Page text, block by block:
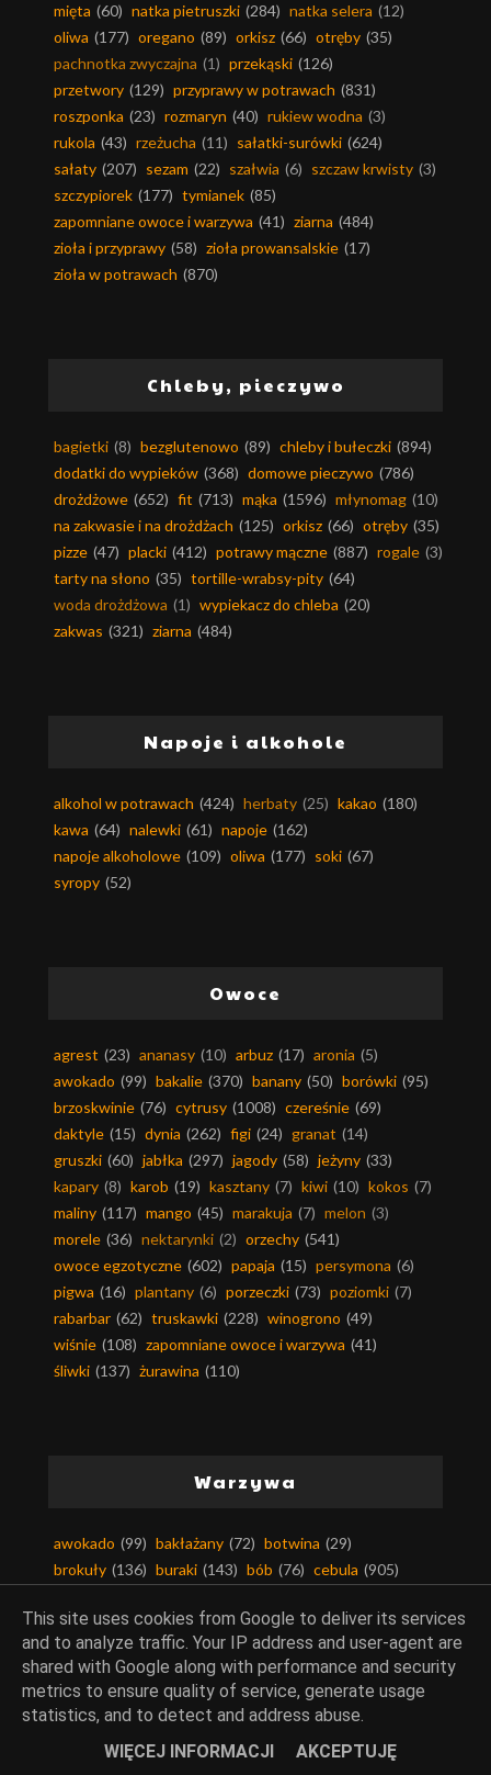
mięta (60) natka pietruszki (284) natka selera (12)
oliwa (177) oregano (89) orkisz (66) otręby (35)
pachnotka zwyczajna (1) przekąski (126)
przetwory (129) przyprawy w potrawach (831)
roszponka (23) rozmaryn (40) rukiew wodna (3)
rukola (43) rzeżucha (11) sałatki-surówki (624)
sałaty (207) sezam (22) szałwia (6) szczaw krwisty (3)
szczypiorek (177) tymianek (85)
zapomniane owoce i warzywa (41) ziarna (484)
zioła i przyprawy (58) zioła prowansalskie (17)
zioła w potrawach (870)
Chleby, pieczywo
bagietki (8) bezglutenowo (89) chleby i bułeczki (894)
dodatki do wypieków (368) domowe pieczywo (786)
drożdżowe (652) fit (713) mąka (1596) młynomag (10)
na zakwasie i na drożdżach (125) orkisz (66) otręby (35)
pizze (47) placki (412) potrawy mączne (887) rogale (3)
tarty na słono (35) tortille-wrabsy-pity (64)
woda drożdżowa (1) wypiekacz do chleba (20)
zakwas (321) ziarna (484)
Napoje i alkohole
alkohol w potrawach (424) herbaty (25) kakao (180)
kawa (64) nalewki (61) napoje (162)
napoje alkoholowe (109) oliwa (177) soki (67)
syropy (52)
Owoce
agrest (23) ananasy (10) arbuz (17) aronia (5)
awokado (99) bakalie (370) banany (50) borówki (95)
brzoskwinie (76) cytrusy (1008) czereśnie (69)
daktyle (15) dynia (262) figi (24) granat (14)
gruszki (60) jabłka (297) jagody (58) jeżyny (33)
kapary (8) karob (19) kasztany (7) kiwi (10) kokos (7)
maliny (117) mango (45) marakuja (7) melon (3)
morele (36) nektarynki (2) orzechy (541)
owoce egzotyczne (602) papaja (15) persymona (6)
pigwa (16) plantany (6) porzeczki (73) poziomki (7)
rabarbar (62) truskawki (228) winogrono (49)
wiśnie (108) zapomniane owoce i warzywa (41)
śliwki (137) żurawina (110)
Warzywa
awokado (99) bakłażany (72) botwina (29)
brokuły (136) buraki (143) bób (76) cebula (905)
dynia (262) fasola (203) fasola szparagowa (40)
groch (172) grzyby (585) imbir (72) jarmuż (12)
kalafior (95) kalarepa (29) kapary (8) kapusty (408)
kasztany (7) kiełki (183) kiszonki (43)
komosa ryżowa
(3) kukurydza (124)
nie marnujmy żywności (36) ogórki (323) okra (1)
This site uses cookies from Google to deliver its services
and to analyze traffic. Your IP address and user-agent are
shared with Google along with performance and security
metrics to ensure quality of service, generate usage
statistics, and to detect and address abuse.
WIĘCEJ INFORMACJI
AKCEPTUJĘ